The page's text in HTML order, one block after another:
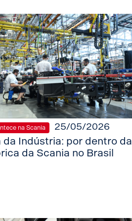
na Scania 25/05/2026
da Indústria: por dentro da
da Scania no Brasil